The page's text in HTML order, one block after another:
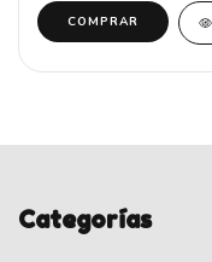
COMPRAR
Categorías